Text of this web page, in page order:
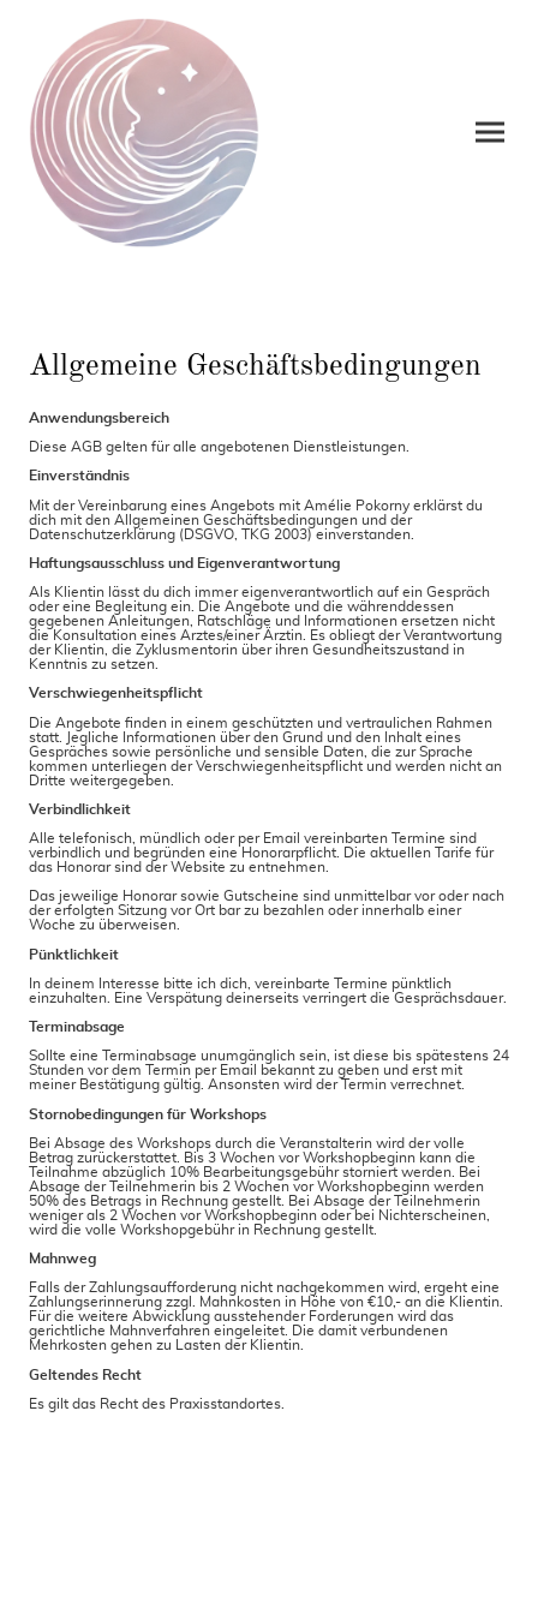
Allgemeine Geschäftsbedingungen
Anwendungsbereich
Diese AGB gelten für alle angebotenen Dienstleistungen.
Einverständnis
Mit der Vereinbarung eines Angebots mit Amélie Pokorny erklärst du
dich mit den Allgemeinen Geschäftsbedingungen und der
Datenschutzerklärung (DSGVO, TKG 2003) einverstanden.
Haftungsausschluss und Eigenverantwortung
Als Klientin lässt du dich immer eigenverantwortlich auf ein Gespräch
oder eine Begleitung ein. Die Angebote und die währenddessen
gegebenen Anleitungen, Ratschläge und Informationen ersetzen nicht
die Konsultation eines Arztes/einer Ärztin. Es obliegt der Verantwortung
der Klientin, die Zyklusmentorin über ihren Gesundheitszustand in
Kenntnis zu setzen.
Verschwiegenheitspflicht
Die Angebote finden in einem geschützten und vertraulichen Rahmen
statt. Jegliche Informationen über den Grund und den Inhalt eines
Gespräches sowie persönliche und sensible Daten, die zur Sprache
kommen unterliegen der Verschwiegenheitspflicht und werden nicht an
Dritte weitergegeben.
Verbindlichkeit
Alle telefonisch, mündlich oder per Email vereinbarten Termine sind
verbindlich und begründen eine Honorarpflicht. Die aktuellen Tarife für
das Honorar sind der Website zu entnehmen.
Das jeweilige Honorar sowie Gutscheine sind unmittelbar vor oder nach
der erfolgten Sitzung vor Ort bar zu bezahlen oder innerhalb einer
Woche zu überweisen.
Pünktlichkeit
In deinem Interesse bitte ich dich, vereinbarte Termine pünktlich
einzuhalten. Eine Verspätung deinerseits verringert die Gesprächsdauer.
Terminabsage
Sollte eine Terminabsage unumgänglich sein, ist diese bis spätestens 24
Stunden vor dem Termin per Email bekannt zu geben und erst mit
meiner Bestätigung gültig. Ansonsten wird der Termin verrechnet.
Stornobedingungen für Workshops
Bei Absage des Workshops durch die Veranstalterin wird der volle
Betrag zurückerstattet. Bis 3 Wochen vor Workshopbeginn kann die
Teilnahme abzüglich 10% Bearbeitungsgebühr storniert werden. Bei
Absage der Teilnehmerin bis 2 Wochen vor Workshopbeginn werden
50% des Betrags in Rechnung gestellt. Bei Absage der Teilnehmerin
weniger als 2 Wochen vor Workshopbeginn oder bei Nichterscheinen,
wird die volle Workshopgebühr in Rechnung gestellt.
Mahnweg
Falls der Zahlungsaufforderung nicht nachgekommen wird, ergeht eine
Zahlungserinnerung zzgl. Mahnkosten in Höhe von €10,- an die Klientin.
Für die weitere Abwicklung ausstehender Forderungen wird das
gerichtliche Mahnverfahren eingeleitet. Die damit verbundenen
Mehrkosten gehen zu Lasten der Klientin.
Geltendes Recht
Es gilt das Recht des Praxisstandortes.